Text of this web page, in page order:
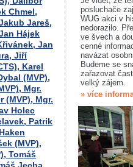
Chmel,
Jareš,
Hájek
Jan
Jiří
Karel
(MVP),
Mgr.
(MVP), Mgr.
Holec
Patrik
(MVP),
Tomáš
posluchače
WUG akci v
nedorazilo.
ve švech a
cenné
navázat
Budeme se
zařazovat
velký zájem.
» více